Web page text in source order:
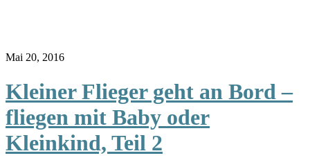
Mai 20, 2016
Kleiner Flieger geht an Bord –
fliegen mit Baby oder
Kleinkind, Teil 2